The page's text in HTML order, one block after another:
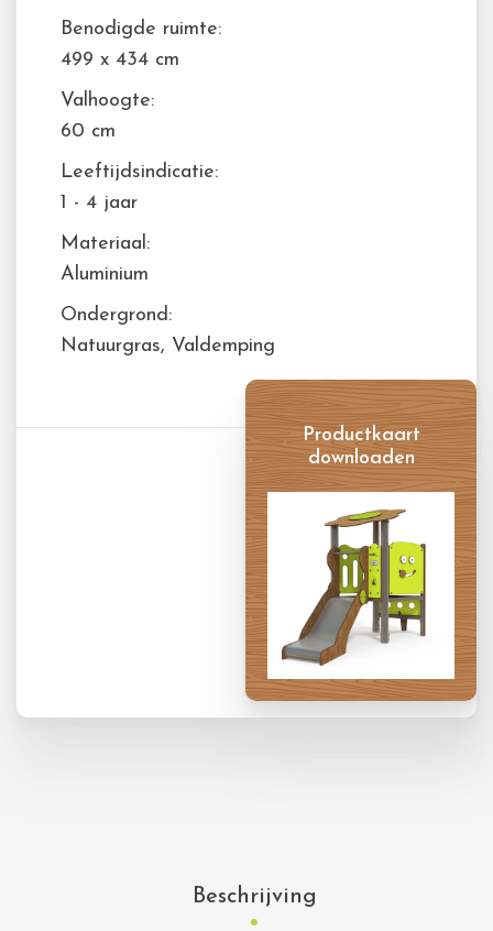
Benodigde ruimte:
499 x 434 cm
Valhoogte:
60 cm
Leeftijdsindicatie:
1 - 4 jaar
Materiaal:
Aluminium
Ondergrond:
Natuurgras, Valdemping
Productkaart
downloaden
Beschrijving